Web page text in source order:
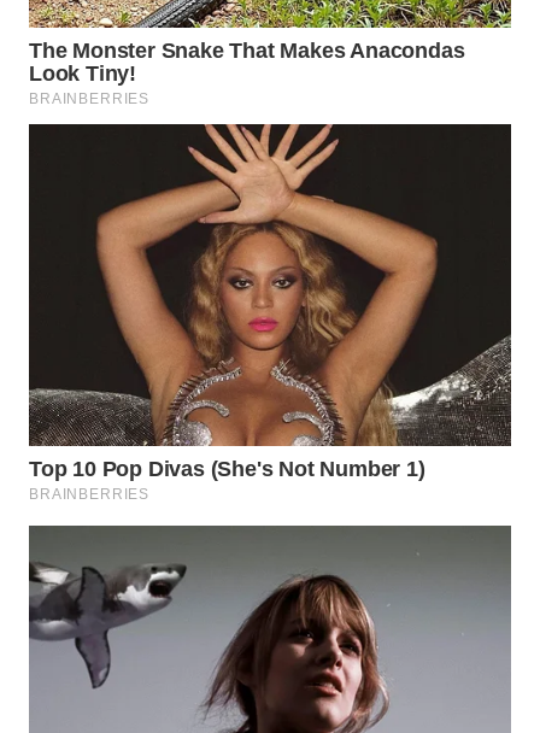
WN
SURABAYA
WN
BINTAN
MANDALIKA
WN
LIKUPANG
WN
LABUANBAJO
WN
BORNEO